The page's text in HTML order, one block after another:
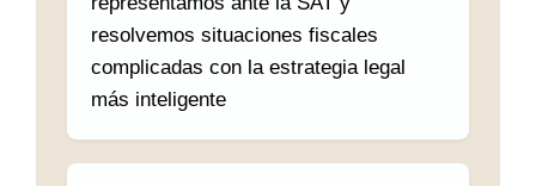
resolvemos situaciones fiscales
complicadas con la estrategia legal
más inteligente